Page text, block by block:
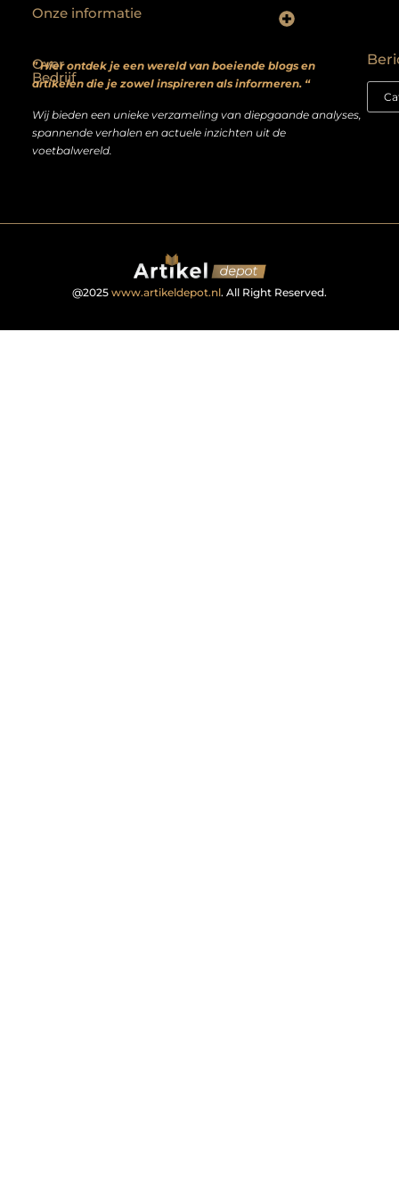
Over
Bedrijf
” Hier ontdek je een wereld van boeiende blogs en
artikelen die je zowel inspireren als informeren. “
Wij bieden een unieke verzameling van diepgaande analyses,
spannende verhalen en actuele inzichten uit de
voetbalwereld.
Onze informatie
@2025 www.artikeldepot.nl. All Right Reserved.